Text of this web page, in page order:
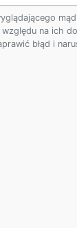
na ich
błąd i